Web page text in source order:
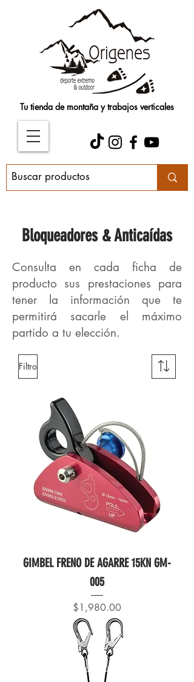
Tu tienda de montaña y trabajos verticales
Bloqueadores & Anticaídas
Consulta en cada ficha de
producto sus prestaciones para
tener la información que te
permitirá sacarle el máximo
partido a tu elección.
Filtro
GIMBEL FRENO DE AGARRE 15KN GM-
005
Precio
$1,980.00